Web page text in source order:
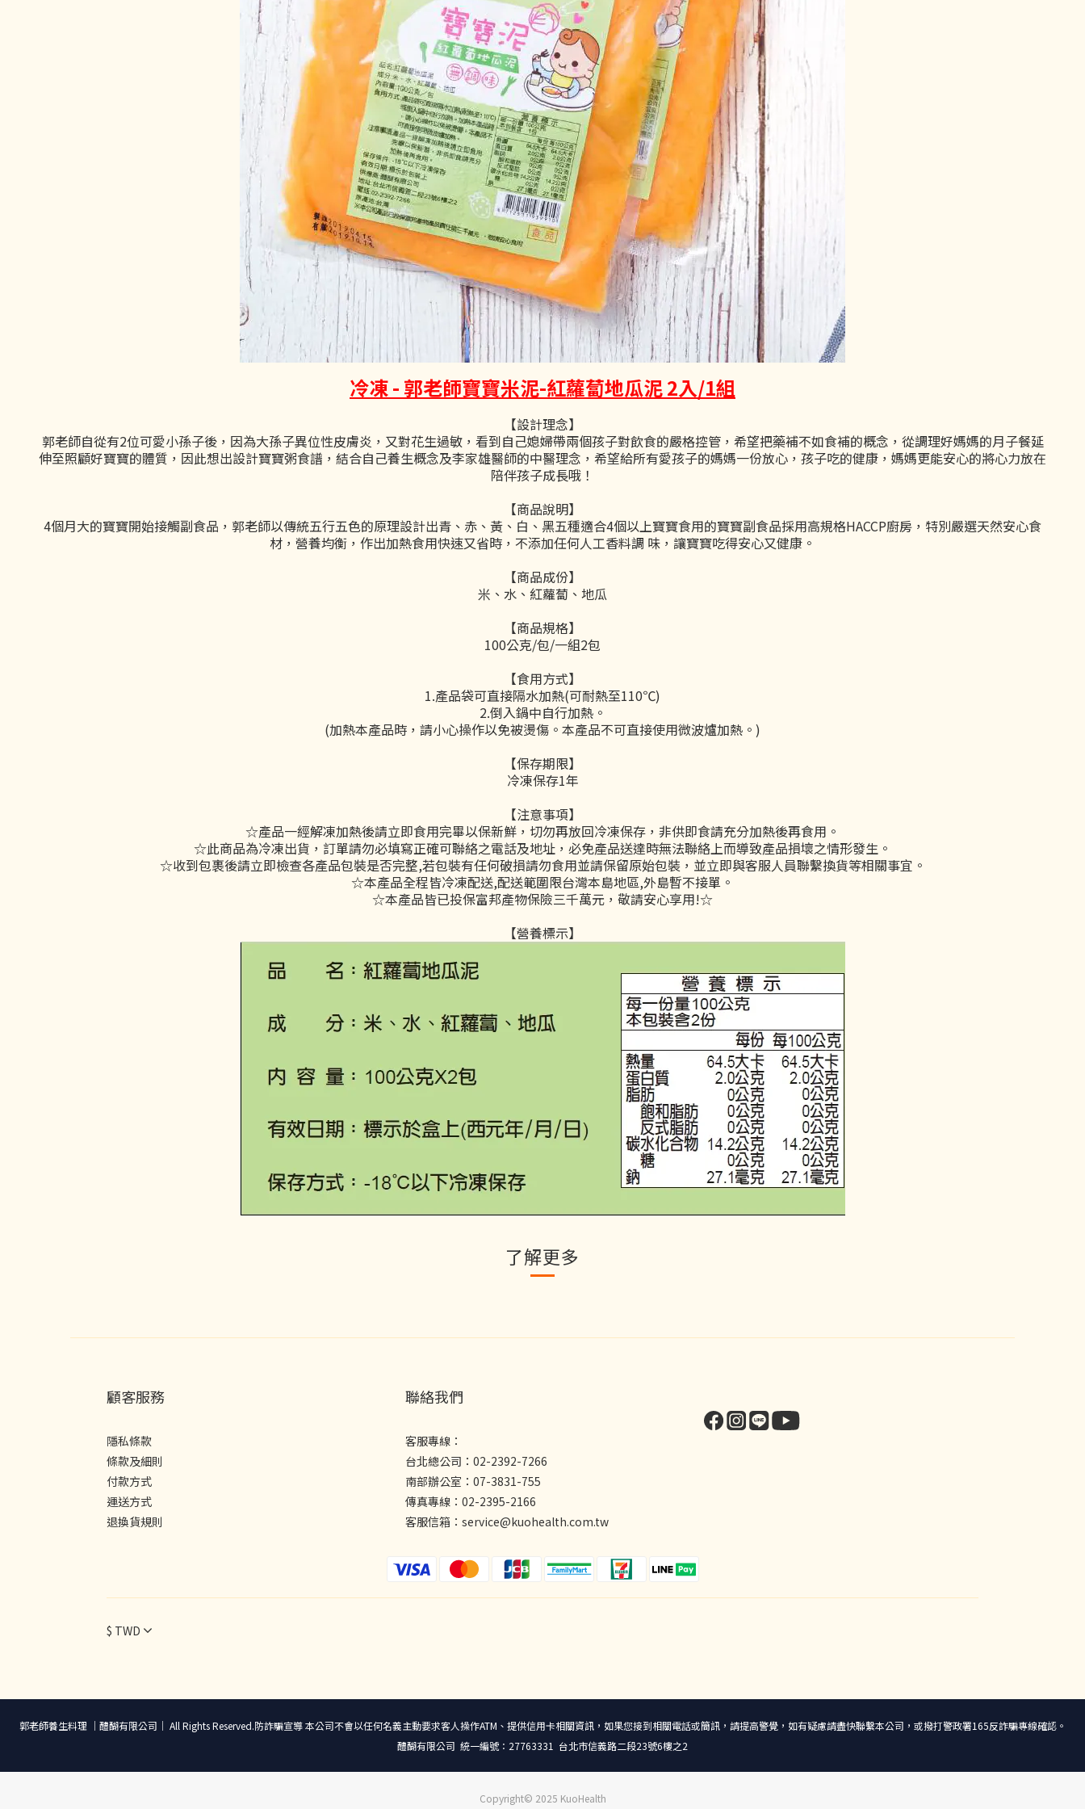
冷凍 - 郭老師寶寶米泥-紅蘿蔔地瓜泥 2入/1組
【設計理念】
郭老師自從有2位可愛小孫子後，因為大孫子異位性皮膚炎，又對花生過敏，看到自己媳婦帶兩個孩子對飲食的嚴格控管，希望把藥補不如食補的概念，從調理好媽媽的月子餐延
伸至照顧好寶寶的體質，因此想出設計寶寶粥食譜，結合自己養生概念及李家雄醫師的中醫理念，希望給所有愛孩子的媽媽一份放心，孩子吃的健康，媽媽更能安心的將心力放在
陪伴孩子成長哦！
【商品說明】
4個月大的寶寶開始接觸副食品，郭老師以傳統五行五色的原理設計出青、赤、黃、白、黑五種適合4個以上寶寶食用的寶寶副食品採用高規格HACCP廚房，特別嚴選天然安心食
材，營養均衡，作出加熱食用快速又省時，不添加任何人工香料調 味，讓寶寶吃得安心又健康。
【商品成份】
米、水、紅蘿蔔、地瓜
【商品規格】
100公克/包/一組2包
【食用方式】
1.產品袋可直接隔水加熱(可耐熱至110℃)
2.倒入鍋中自行加熱。
(加熱本產品時，請小心操作以免被燙傷。本產品不可直接使用微波爐加熱。)
【保存期限】
冷凍保存1年
【注意事項】
☆產品一經解凍加熱後請立即食用完畢以保新鮮，切勿再放回冷凍保存，非供即食請充分加熱後再食用。
☆此商品為冷凍出貨，訂單請勿必填寫正確可聯絡之電話及地址，必免產品送達時無法聯絡上而導致產品損壞之情形發生。
☆收到包裹後請立即檢查各產品包裝是否完整,若包裝有任何破損請勿食用並請保留原始包裝，並立即與客服人員聯繫換貨等相關事宜。
☆本產品全程皆冷凍配送,配送範圍限台灣本島地區,外島暫不接單。
☆本產品皆已投保富邦產物保險三千萬元，敬請安心享用!☆
【營養標示】
了解更多
顧客服務
隱私條款
條款及細則
付款方式
運送方式
退換貨規則
聯絡我們
客服專線：
台北總公司：02-2392-7266
南部辦公室：07-3831-755
傳真專線：02-2395-2166
客服信箱：service@kuohealth.com.tw
$ TWD
郭老師養生料理 ｜醴醐有限公司｜ All Rights Reserved.防詐騙宣導 本公司不會以任何名義主動要求客人操作ATM、提供信用卡相關資訊，如果您接到相關電話或簡訊，請提高警覺，如有疑慮請盡快聯繫本公司，或撥打警政署165反詐騙專線確認。
醴醐有限公司 統一編號：27763331 台北市信義路二段23號6樓之2
Copyright© 2025 KuoHealth